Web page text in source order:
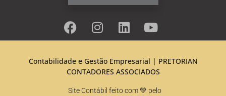
Contabilidade e Gestão Empresarial | PRETORIAN
CONTADORES ASSOCIADOS
Site Contábil feito com 💚 pelo